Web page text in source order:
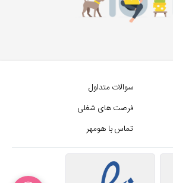
سوالات متداول
فرصت های شغلی
تماس با هومهر